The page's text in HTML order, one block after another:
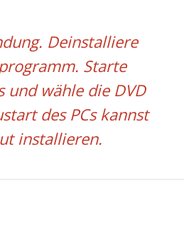
Deinstalliere
Starte
und wähle die DVD
des PCs kannst
installieren.